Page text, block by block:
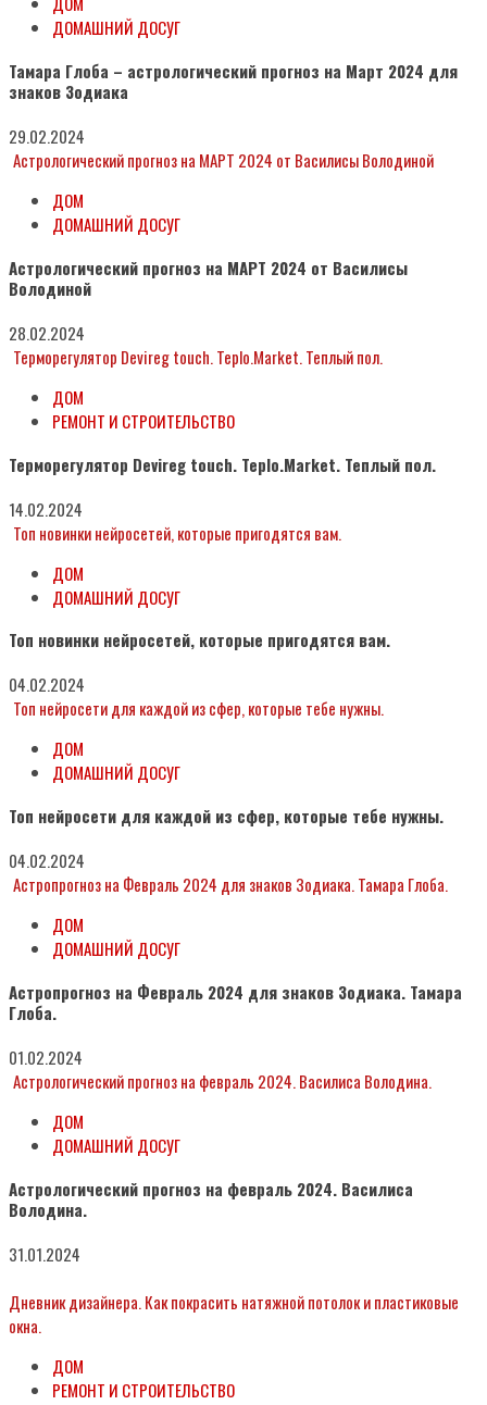
ДОМАШНИЙ ДОСУГ
Тамара Глоба – астрологический прогноз на Март 2024 для
знаков Зодиака
29.02.2024
Астрологический прогноз на МАРТ 2024 от Василисы Володиной
ДОМ
ДОМАШНИЙ ДОСУГ
Астрологический прогноз на МАРТ 2024 от Василисы
Володиной
28.02.2024
Терморегулятор Devireg touch. Teplo.Market. Теплый пол.
ДОМ
РЕМОНТ И СТРОИТЕЛЬСТВО
Терморегулятор Devireg touch. Teplo.Market. Теплый пол.
14.02.2024
Топ новинки нейросетей, которые пригодятся вам.
ДОМ
ДОМАШНИЙ ДОСУГ
Топ новинки нейросетей, которые пригодятся вам.
04.02.2024
Топ нейросети для каждой из сфер, которые тебе нужны.
ДОМ
ДОМАШНИЙ ДОСУГ
Топ нейросети для каждой из сфер, которые тебе нужны.
04.02.2024
Астропрогноз на Февраль 2024 для знаков Зодиака. Тамара Глоба.
ДОМ
ДОМАШНИЙ ДОСУГ
Астропрогноз на Февраль 2024 для знаков Зодиака. Тамара
Глоба.
01.02.2024
Астрологический прогноз на февраль 2024. Василиса Володина.
ДОМ
ДОМАШНИЙ ДОСУГ
Астрологический прогноз на февраль 2024. Василиса
Володина.
31.01.2024
Дневник дизайнера. Как покрасить натяжной потолок и пластиковые
окна.
ДОМ
РЕМОНТ И СТРОИТЕЛЬСТВО